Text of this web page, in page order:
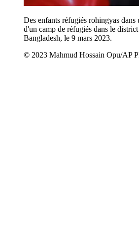
Des enfants réfugiés rohingyas dans
d'un camp de réfugiés dans le
Bangladesh, le 9 mars 2023.
© 2023 Mahmud Hossain Opu/AP